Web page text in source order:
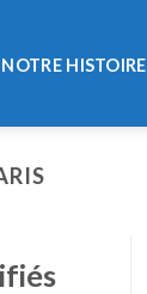
NOTRE HISTOIRE